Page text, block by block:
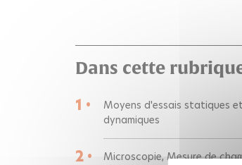
Dans cette
1 •
Moyens d'essais statiques et
dynamiques
2 •
Microscopie, Mesure de